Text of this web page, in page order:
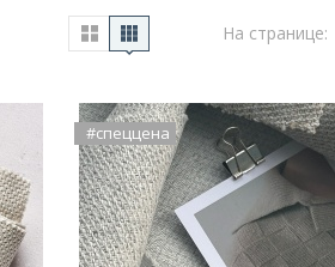
На странице:
#спеццена